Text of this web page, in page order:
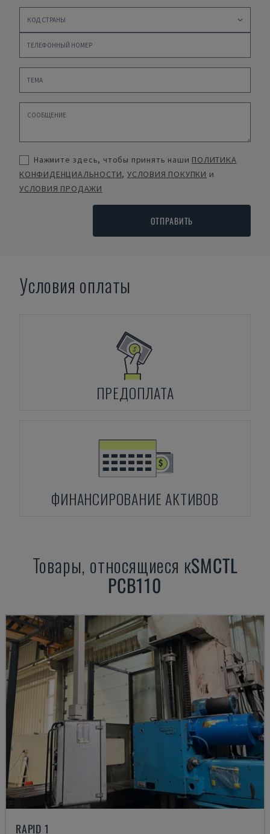
Нажмите здесь, чтобы принять наши ПОЛИТИКА
КОНФИДЕНЦИАЛЬНОСТИ,УСЛОВИЯ ПОКУПКИ и
УСЛОВИЯ ПРОДАЖИ
ОТПРАВИТЬ
Условия оплаты
ПРЕДОПЛАТА
ФИНАНСИРОВАНИЕ АКТИВОВ
Товары, относящиеся кSMCTL
PCB110
RAPID 1